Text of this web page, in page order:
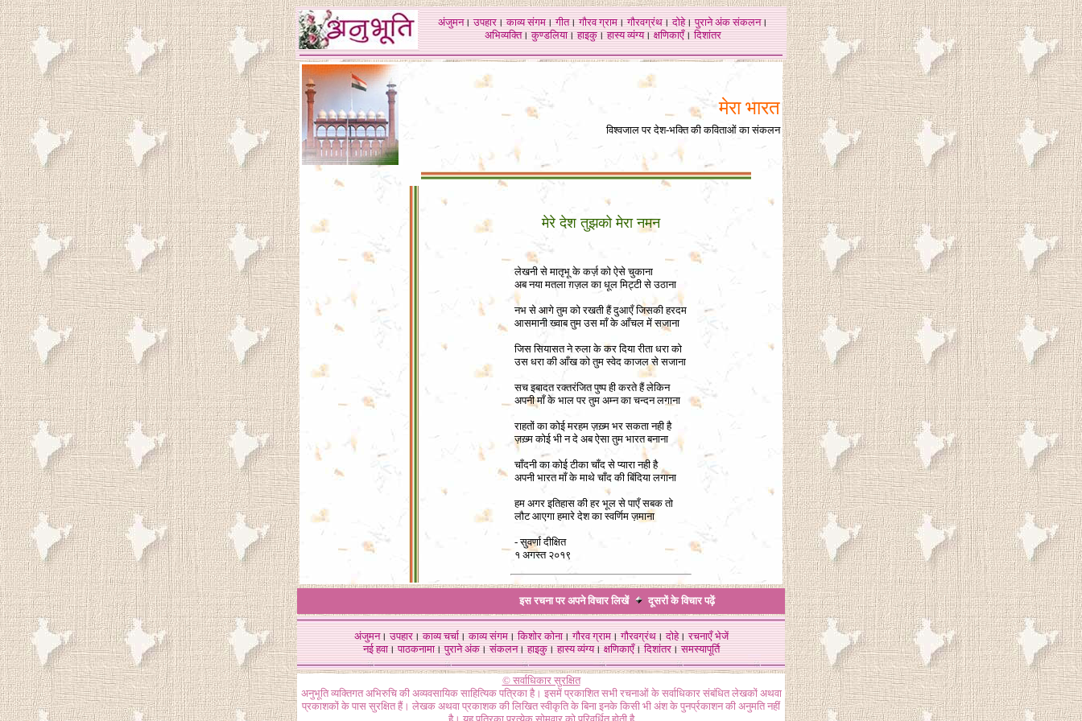
अंजुमन।उपहार।काव्य संगम।गीत।गौरव ग्राम।गौरवग्रंथ।दोहे।पुराने अंक संकलन।
अभिव्यक्ति।कुण्डलिया।हाइकु।हास्य व्यंग्य।क्षणिकाएँ।दिशांतर
मेरा भारत
विश्वजाल पर देश-भक्ति की कविताओं का संकलन
मेरे देश तुझको मेरा नमन
लेखनी से मातृभू के कर्ज़ को ऐसे चुकाना
अब नया मतला ग़ज़ल का धूल मिट्टी से उठाना
नभ से आगे तुम को रखती हैं दुआएँ जिसकी हरदम
आसमानी ख्वाब तुम उस माँ के आँचल में सजाना
जिस सियासत ने रुला के कर दिया रीता धरा को
उस धरा की आँख को तुम स्वेद काजल से सजाना
सच इबादत रक्तरंजित पुष्प ही करते हैं लेकिन
अपनी माँ के भाल पर तुम अम्न का चन्दन लगाना
राहतों का कोई मरहम ज़ख़्म भर सकता नही है
ज़ख़्म कोई भी न दे अब ऐसा तुम भारत बनाना
चाँदनी का कोई टीका चाँद से प्यारा नही है
अपनी भारत माँ के माथे चाँद की बिंदिया लगाना
हम अगर इतिहास की हर भूल से पाएँ सबक तो
लौट आएगा हमारे देश का स्वर्णिम ज़माना
-सुवर्णा दीक्षित
१ अगस्त २०१९
इस रचना पर अपने विचार लिखें दूसरों के विचारपढ़ें
अंजुमन।उपहार।काव्य चर्चा।काव्य संगम।किशोर कोना।गौरव ग्राम।गौरवग्रंथ।दोहे।रचनाएँ भेजें
नई हवा। पाठकनामा। पुराने अंक। संकलन। हाइकु। हास्य व्यंग्य। क्षणिकाएँ। दिशांतर। समस्यापूर्ति
© सर्वाधिकार सुरक्षित
अनुभूति व्यक्तिगत अभिरुचि की अव्यवसायिक साहित्यिक पत्रिका है। इसमें प्रकाशित सभी रचनाओं के सर्वाधिकार संबंधित लेखकों अथवा
प्रकाशकों के पास सुरक्षित हैं। लेखक अथवा प्रकाशक की लिखित स्वीकृति के बिना इनके किसी भी अंश के पुनर्प्रकाशन की अनुमति नहीं